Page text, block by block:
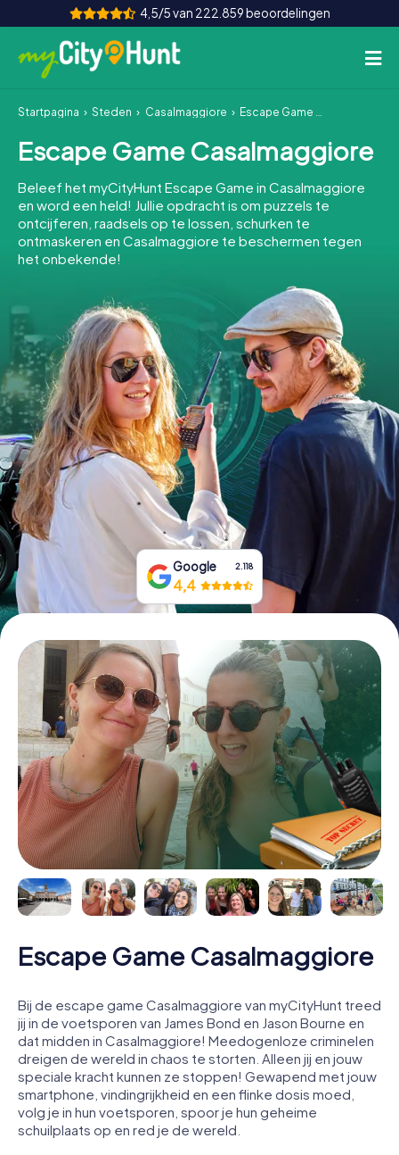
4,5/5 van 222.859 beoordelingen
Hoe het werkt
Steden
Tours
Teamevenement
INT AT CH
DE
ES
FR UK
IE
IT
NL
Boek tickets
Koop cadeaubonnen
Startpagina Steden Casalmaggiore Escape Game Casalmaggiore
Escape Game Casalmaggiore
Beleef het myCityHunt Escape Game in Casalmaggiore
en word een held! Jullie opdracht is om puzzels te
ontcijferen, raadsels op te lossen, schurken te
ontmaskeren en Casalmaggiore te beschermen tegen
het onbekende!
Google 2.118
4,4
Escape Game Casalmaggiore
Bij de escape game Casalmaggiore van myCityHunt treed
jij in de voetsporen van James Bond en Jason Bourne en
dat midden in Casalmaggiore! Meedogenloze criminelen
dreigen de wereld in chaos te storten. Alleen jij en jouw
speciale kracht kunnen ze stoppen! Gewapend met jouw
smartphone, vindingrijkheid en een flinke dosis moed,
volg je in hun voetsporen, spoor je hun geheime
schuilplaats op en red je de wereld.